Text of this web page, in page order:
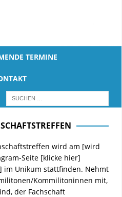
TERMINE
wird am [wird
Seite [klicke hier]
im Unikum stattfinden. Nehmt
Kommilitoninnen mit,
der Fachschaft